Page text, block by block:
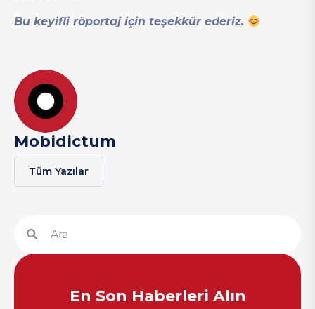
Bu keyifli röportaj için teşekkür ederiz.
Mobidictum
Tüm Yazılar
En Son Haberleri Alın